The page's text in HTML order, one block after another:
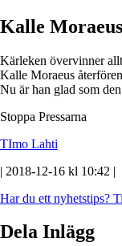
Kalle
Kärleken övervinner
Kalle Moraeus
Nu är han glad som
Stoppa Pressarna
TImo Lahti
| 2018-12-16 kl 10:42 |
Har du ett nyhetstips?
Dela Inlägg